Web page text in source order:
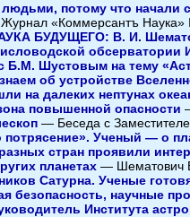
потому что начали
Журнал «Коммерсантъ Наука»
БУДУЩЕГО: В. И.
Б.М. Шустовым на тему
об устройстве
на далеких нептунах
повышенной опасности
— Беседа с
Ученый — о
стран проявили
планетах — Шематович
Сатурна. Ученые
безопасность, научные
Института